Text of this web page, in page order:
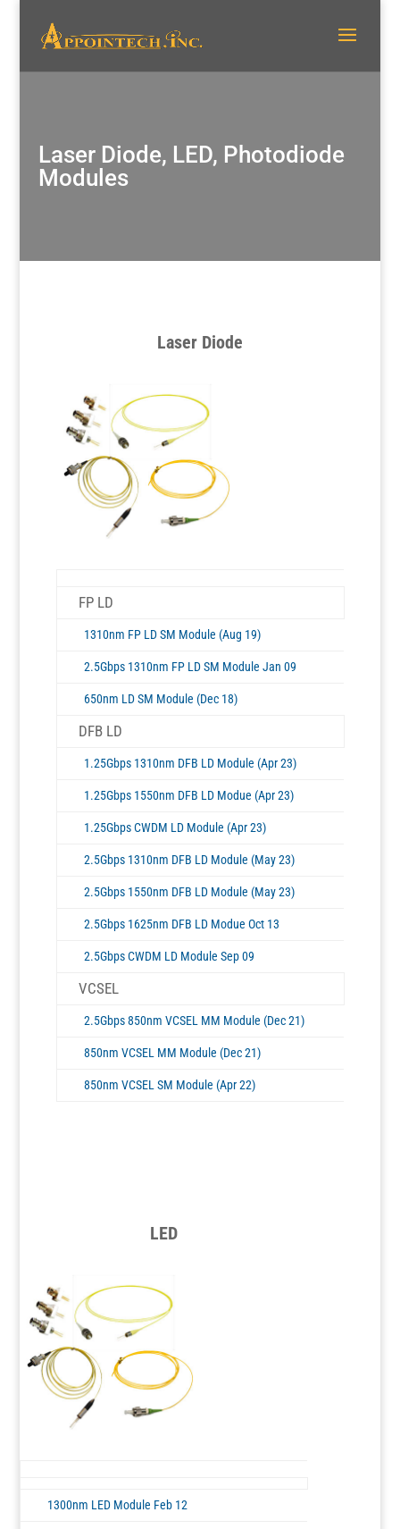
Laser Diode, LED, Photodiode
Modules
Laser Diode
FP LD
1310nm FP LD SM Module (Aug 19)
2.5Gbps 1310nm FP LD SM Module Jan 09
650nm LD SM Module (Dec 18)
DFB LD
1.25Gbps 1310nm DFB LD Module (Apr 23)
1.25Gbps 1550nm DFB LD Modue (Apr 23)
1.25Gbps CWDM LD Module (Apr 23)
2.5Gbps 1310nm DFB LD Module (May 23)
2.5Gbps 1550nm DFB LD Module (May 23)
2.5Gbps 1625nm DFB LD Modue Oct 13
2.5Gbps CWDM LD Module Sep 09
VCSEL
2.5Gbps 850nm VCSEL MM Module (Dec 21)
850nm VCSEL MM Module (Dec 21)
850nm VCSEL SM Module (Apr 22)
LED
1300nm LED Module Feb 12